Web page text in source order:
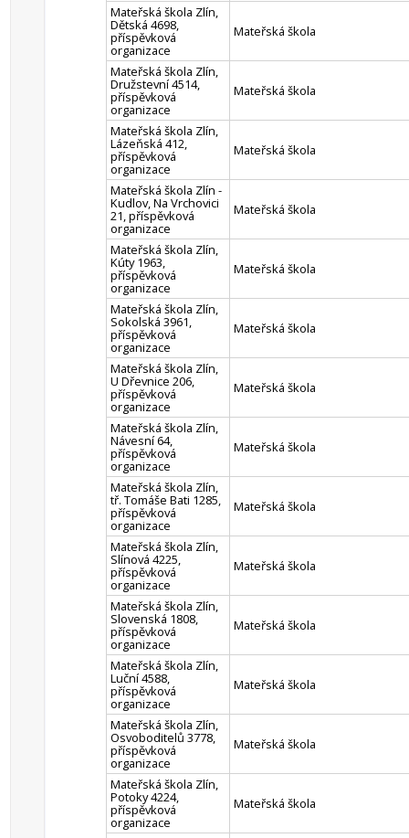
Mateřská škola Zlín,
Dětská 4698,
příspěvková
organizace
Mateřská škola
Mateřská škola Zlín,
Družstevní 4514,
příspěvková
organizace
Mateřská škola
Mateřská škola Zlín,
Lázeňská 412,
příspěvková
organizace
Mateřská škola
Mateřská škola Zlín -
Kudlov, Na Vrchovici
21, příspěvková
organizace
Mateřská škola
Mateřská škola Zlín,
Kúty 1963,
příspěvková
organizace
Mateřská škola
Mateřská škola Zlín,
Sokolská 3961,
příspěvková
organizace
Mateřská škola
Mateřská škola Zlín,
U Dřevnice 206,
příspěvková
organizace
Mateřská škola
Mateřská škola Zlín,
Návesní 64,
příspěvková
organizace
Mateřská škola
Mateřská škola Zlín,
tř. Tomáše Bati 1285,
příspěvková
organizace
Mateřská škola
Mateřská škola Zlín,
Slínová 4225,
příspěvková
organizace
Mateřská škola
Mateřská škola Zlín,
Slovenská 1808,
příspěvková
organizace
Mateřská škola
Mateřská škola Zlín,
Luční 4588,
příspěvková
organizace
Mateřská škola
Mateřská škola Zlín,
Osvoboditelů 3778,
příspěvková
organizace
Mateřská škola
Mateřská škola Zlín,
Potoky 4224,
příspěvková
organizace
Mateřská škola